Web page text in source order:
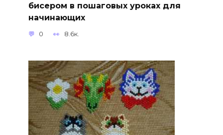
бисером в пошаговых уроках для
начинающих
0 8.6к.